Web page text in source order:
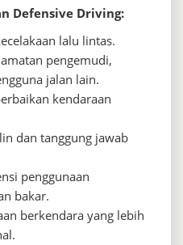
Defensive Driving:
lalu lintas.
pengemudi,
jalan lain.
kendaraan
dan tanggung jawab
penggunaan
bakar.
berkendara yang lebih